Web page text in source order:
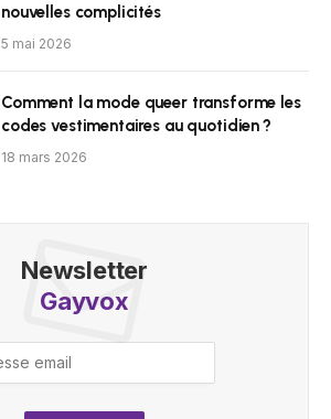
nouvelles complicités
5 mai 2026
Comment la mode queer transforme les
codes vestimentaires au quotidien ?
18 mars 2026
Newsletter
Gayvox